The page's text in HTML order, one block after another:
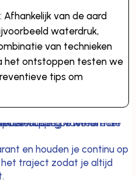
: Afhankelijk van de aard
waterdruk,
van technieken
het ontstoppen testen we
tips om
en houden je continu op
traject zodat je altijd